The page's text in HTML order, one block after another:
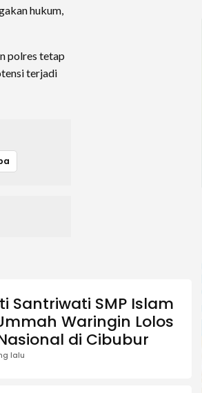
hukum,
polres tetap
terjadi
Santriwati SMP Islam
Waringin Lolos
di Cibubur
lalu